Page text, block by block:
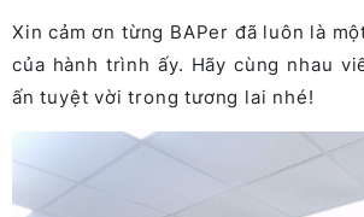
Xin cảm ơn từng BAPer đã luôn là
của hành trình ấy. Hãy cùng nhau
ấn tuyệt vời trong tương lai nhé!